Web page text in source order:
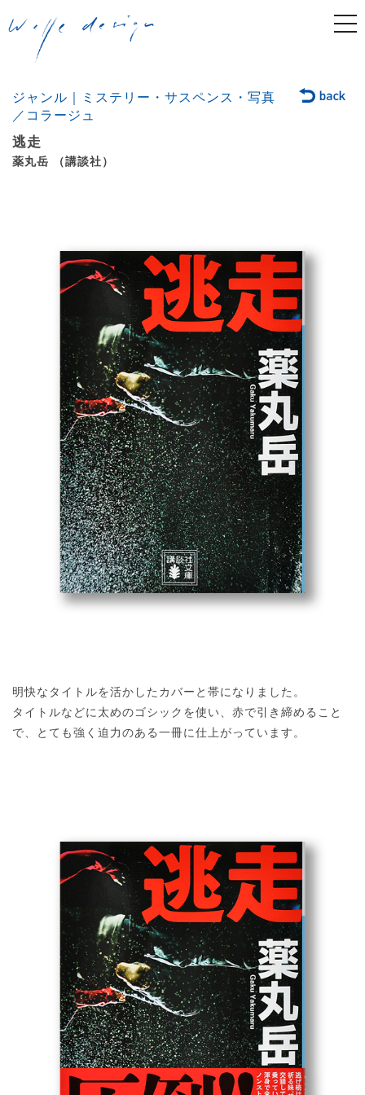
ジャンル｜ミステリー・サスペンス・写真
／コラージュ
逃走
薬丸岳 （講談社）
明快なタイトルを活かしたカバーと帯になりました。
タイトルなどに太めのゴシックを使い、赤で引き締めること
で、とても強く迫力のある一冊に仕上がっています。